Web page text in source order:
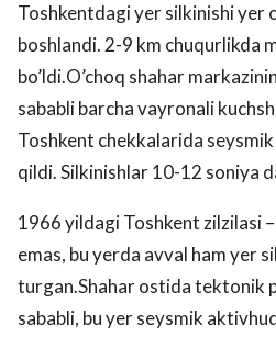
Toshkentdagi yer silkinishi yer
boshlandi. 2-9 km chuqurlikda
bo’ldi.O’choq shahar
sababli barcha vayronali
Toshkent chekkalarida
qildi. Silkinishlar 10-12 soniya
1966 yildagi Toshkent zilzilasi
emas, bu yerda avval ham yer
turgan.Shahar ostida tektonik
sababli, bu yer seysmik